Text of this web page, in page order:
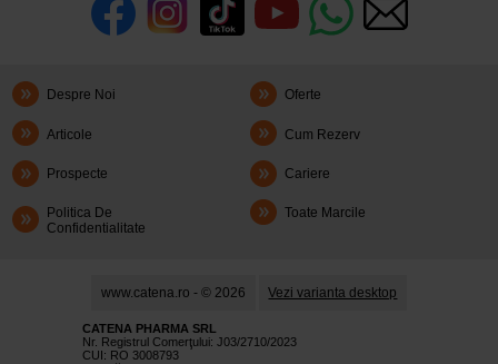
Despre Noi Oferte
Articole Cum Rezerv
Prospecte Cariere
Politica De
Confidentialitate
Toate Marcile
www.catena.ro - © 2026 Vezi varianta desktop
CATENA PHARMA SRL
Nr. Registrul Comerţului: J03/2710/2023
CUI: RO 3008793